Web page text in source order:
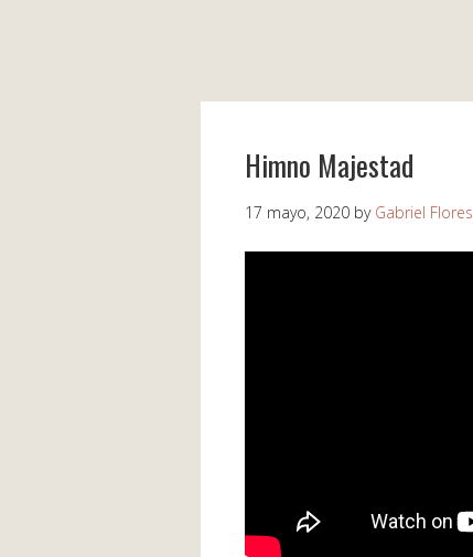
Himno Majestad
17 mayo, 2020 by Gabriel Flores